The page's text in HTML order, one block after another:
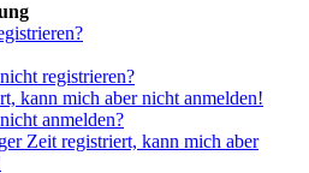
registrieren?
kann mich aber nicht anmelden!
anmelden?
Zeit registriert, kann mich aber